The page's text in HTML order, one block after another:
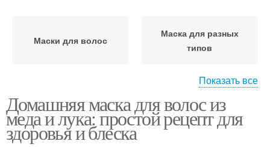
Маски для волос
Маска для разных
типов
Маска в холодильнике Маски с медом
Показать все
Домашняя маска для волос из
меда и лука: простой рецепт для
здоровья и блеска